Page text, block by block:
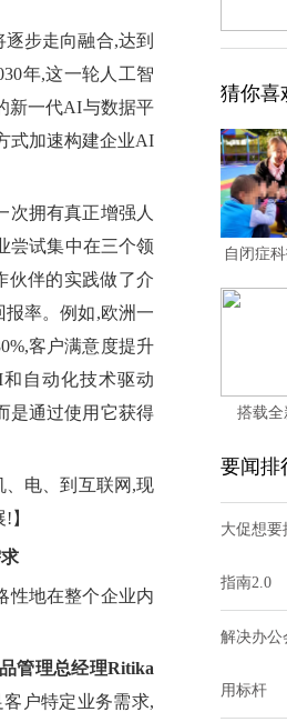
步走向融合,达到
年,这一轮人工智
新一代AI与数据平
式加速构建企业AI
次拥有真正增强人
尝试集中在三个领
伴的实践做了介
报率。例如,欧洲一
客户满意度提升
自动化技术驱动
是通过使用它获得
、电、到互联网,现
性地在整个企业内
管理总经理Ritika
户特定业务需求,
猜你喜
自闭症
物唐海
搭载全
要闻排
大促想
指南2.0
解决办公
用标杆